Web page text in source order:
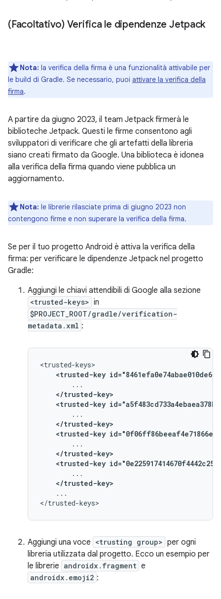
(Facoltativo) Verifica le dipendenze Jetpack
Nota: la verifica della firma è una funzionalità attivabile per
le build di Gradle. Se necessario, puoi attivare la verifica della
firma.
A partire da giugno 2023, il team Jetpack firmerà le
biblioteche Jetpack. Questi le firme consentono agli
sviluppatori di verificare che gli artefatti della libreria
siano creati firmato da Google. Una biblioteca è idonea
alla verifica della firma quando viene pubblica un
aggiornamento.
Nota: le librerie rilasciate prima di giugno 2023 non
contengono firme e non superare la verifica della firma.
Se per il tuo progetto Android è attiva la verifica della
firma: per verificare le dipendenze Jetpack nel progetto
Gradle:
Aggiungi le chiavi attendibili di Google alla sezione
<trusted-keys> in
$PROJECT_ROOT/gradle/verification-
metadata.xml :
<trusted-key
</trusted-key>
<trusted-key
</trusted-key>
<trusted-key
</trusted-key>
<trusted-key
</trusted-key>
...
Aggiungi una voce <trusting group> per ogni
libreria utilizzata dal progetto. Ecco un esempio per
le librerie androidx.fragment e
androidx.emoji2 :